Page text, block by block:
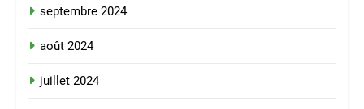
septembre 2024
août 2024
juillet 2024